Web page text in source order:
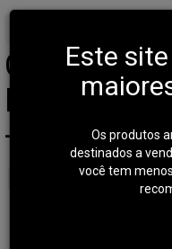
Cartão
Ninja -
- 85x55mm
Este
Os produtos
destinados a
você tem